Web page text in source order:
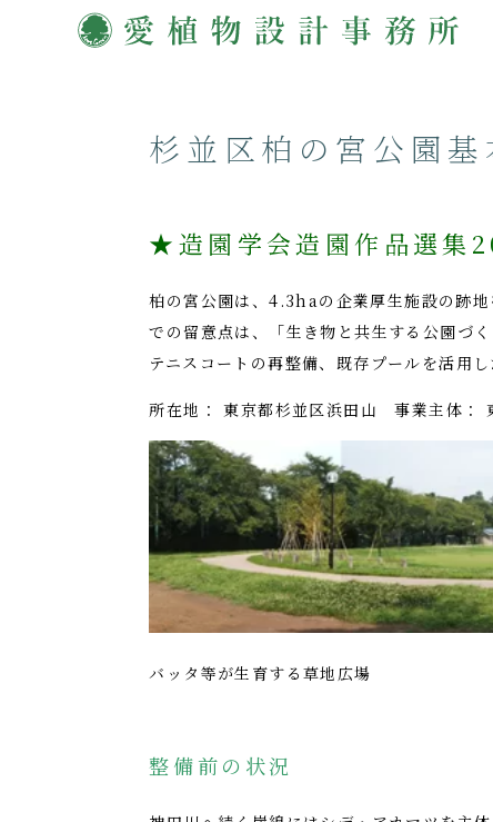
杉並区柏の宮公園
★造園学会造園作品選集
柏の宮公園は、4.3haの企業厚生施設の跡
での留意点は、「生き物と共生する公園づ
テニスコートの再整備、既存プールを活用
所在地： 東京都杉並区浜田山 事業主体
バッタ等が生育する草地広場
整備前の状況